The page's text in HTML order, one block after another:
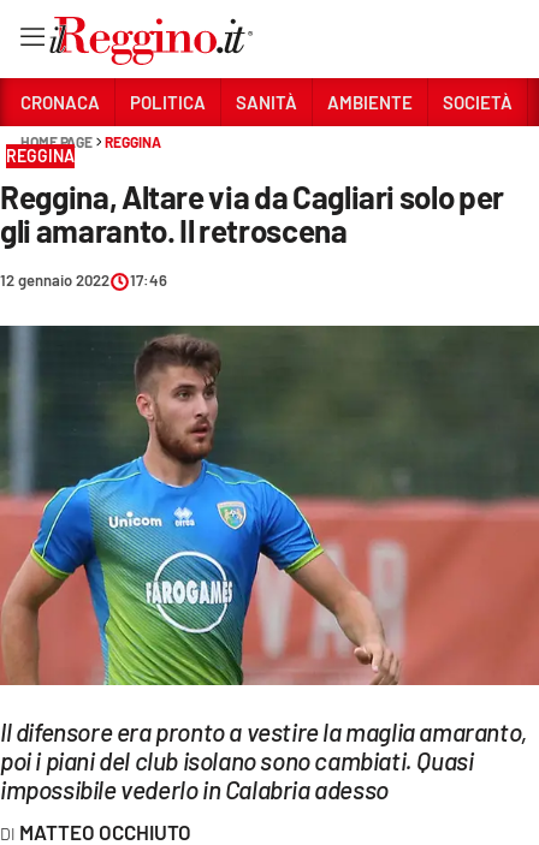
Sezioni
CRONACA
ECONOMIA E LAVORO
EVENTI
SPORT
Streaming
LAC TV
LAC NETWORK
LAC ONAIR
CRONACA POLITICA SANITÀ AMBIENTE SOCIETÀ
HOME PAGE REGGINA
REGGINA
Reggina, Altare via da Cagliari solo per
gli amaranto. Il retroscena
12 gennaio 2022 17:46
Il difensore era pronto a vestire la maglia amaranto,
poi i piani del club isolano sono cambiati. Quasi
impossibile vederlo in Calabria adesso
MATTEO OCCHIUTO